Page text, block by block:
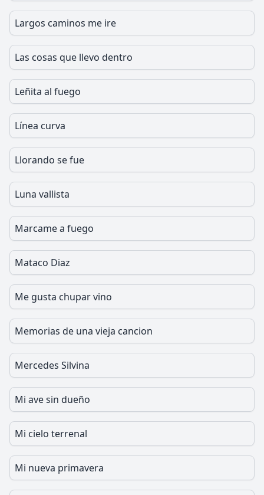
Largos caminos me ire
Las cosas que llevo dentro
Leñita al fuego
Línea curva
Llorando se fue
Luna vallista
Marcame a fuego
Mataco Diaz
Me gusta chupar vino
Memorias de una vieja cancion
Mercedes Silvina
Mi ave sin dueño
Mi cielo terrenal
Mi nueva primavera